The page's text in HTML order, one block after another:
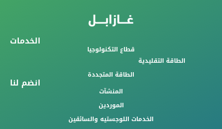
الخدمات
قطاع التكنولوجيا
الطاقة التقليدية
الطاقة المتجددة
انضم لنا
المنشآت
الموردين
الخدمات اللوجستيه والسائقين